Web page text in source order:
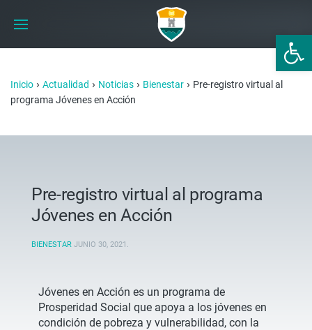
Abrir
Inicio › Actualidad › Noticias › Bienestar › Pre-registro virtual al
programa Jóvenes en Acción
Pre-registro virtual al programa
Jóvenes en Acción
BIENESTAR JUNIO 30, 2021 .
Jóvenes en Acción es un programa de
Prosperidad Social que apoya a los jóvenes en
condición de pobreza y vulnerabilidad, con la